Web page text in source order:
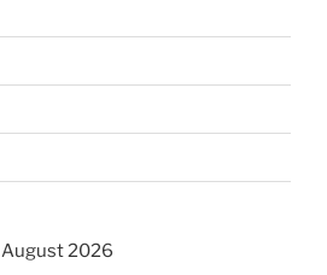
August 2026